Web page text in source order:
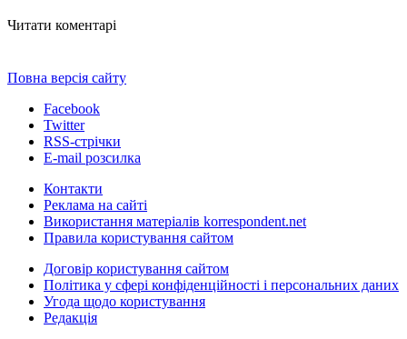
Читати коментарі
Повна версія сайту
Facebook
Twitter
RSS-стрічки
E-mail розсилка
Контакти
Реклама на сайті
Використання матеріалів korrespondent.net
Правила користування сайтом
Договір користування сайтом
Політика у сфері конфіденційності і персональних даних
Угода щодо користування
Редакція